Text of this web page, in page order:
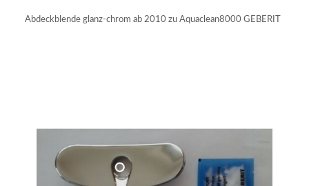
Abdeckblende glanz-chrom ab 2010 zu Aquaclean8000 GEBERIT